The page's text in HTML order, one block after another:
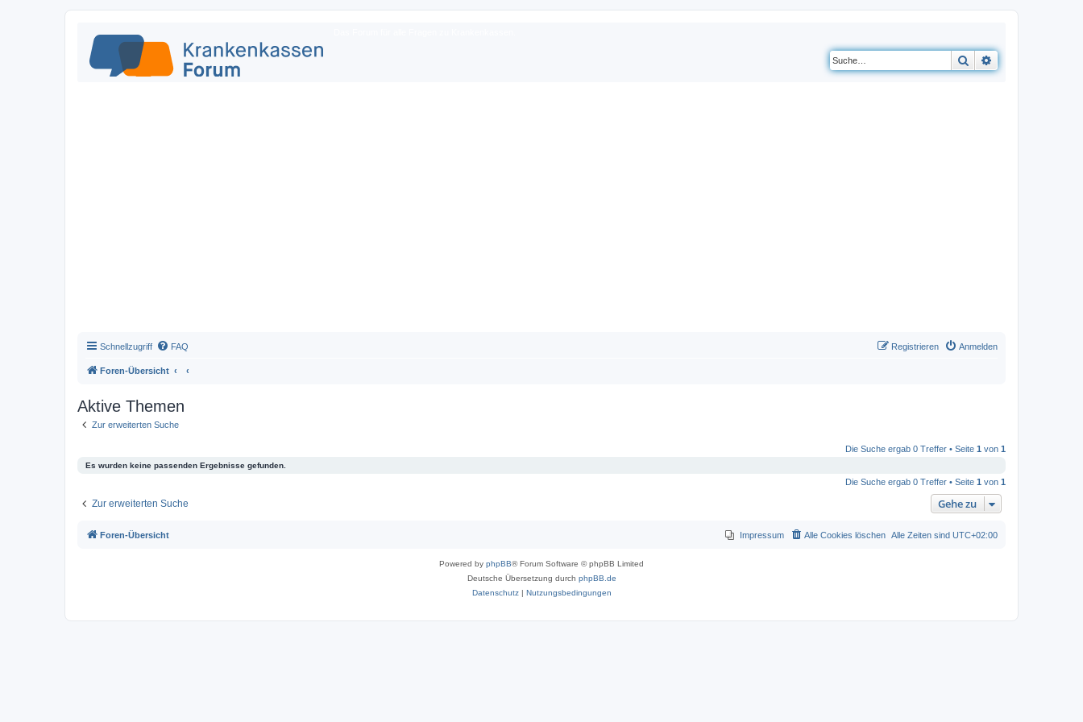
Suche
Schnellzugriff FAQ Anmelden
Registrieren
Foren-Übersicht
Aktive Themen
Zur erweiterten Suche
Die Suche ergab 0 Treffer • Seite 1 von 1
Es wurden keine passenden Ergebnisse gefunden.
Die Suche ergab 0 Treffer • Seite 1 von 1
Zur erweiterten Suche Gehe zu
Foren-Übersicht Alle Zeiten sind UTC+02:00
Alle Cookies löschen
Impressum
Powered by phpBB® Forum Software © phpBB Limited
Deutsche Übersetzung durch phpBB.de
Datenschutz| Nutzungsbedingungen